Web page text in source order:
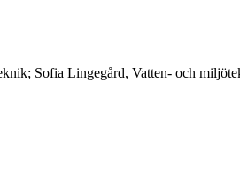
Sofia Lingegård, Vatten- och